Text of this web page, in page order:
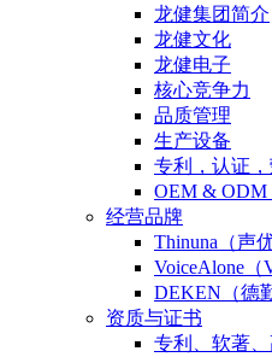
龙健集团简介
龙健文化
龙健电子
核心竞争力
品质管理
生产设备
专利，认证
OEM & ODM
经营品牌
Thinuna（声
VoiceAlone（
DEKEN（德
资质与证书
专利、软著